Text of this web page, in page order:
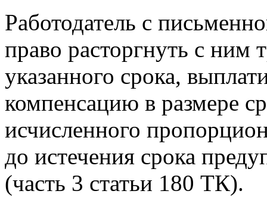
Работодатель с
право расторгнуть с ним
указанного срока,
компенсацию в размере
исчисленного
до истечения срока
(часть 3 статьи 180 ТК).